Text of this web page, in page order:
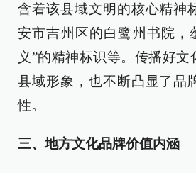
含着该县域文明的核心精神
安市吉州区的白鹭州书院，
义”的精神标识等。传播好文
县域形象，也不断凸显了品
性。
三、地方文化品牌价值内涵